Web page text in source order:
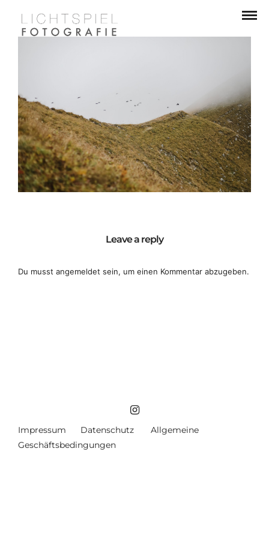
Leave a reply
Du musst angemeldet sein, um einen Kommentar abzugeben.
Impressum Datenschutz
Allgemeine
Geschäftsbedingungen